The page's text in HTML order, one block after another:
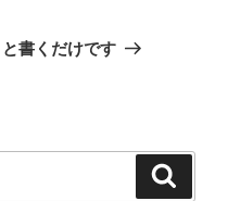
書くだけです